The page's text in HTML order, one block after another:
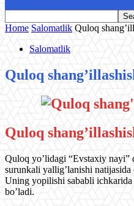
Home Salomatlik Quloq
Salomatlik
Quloq
Quloq
Quloq yoʼlidagi “Evstaxiy nayi”
surunkali yalligʼlanishi
Uning yopilishi sababli ichkarida
boʼladi.